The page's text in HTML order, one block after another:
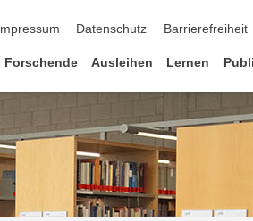
Impressum Datenschutz Barrierefreiheit
Forschende Ausleihen Lernen